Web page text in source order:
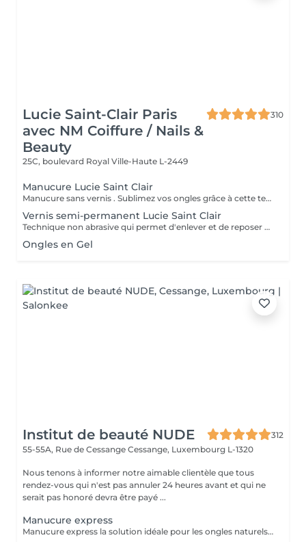
Lucie Saint-Clair Paris
avec NM Coiffure / Nails &
Beauty
310
25C, boulevard Royal Ville-Haute L-2449
Manucure Lucie Saint Clair
Manucure sans vernis . Sublimez vos ongles grâce à cette technique naturelle qui comprend une mise en forme, une élimination tout en douceur de la cuticule. Les ongles retrouvent leur éclat naturel . Manucure avec vernis. Sublimez vos ongles grâce à cette technique naturelle qui comprend une mise en forme, une élimination tout en douceur de la cuticule. Finition complète et impeccable grâce a la pose de vernis.
Vernis semi-permanent Lucie Saint Clair
Technique non abrasive qui permet d'enlever et de reposer en douceur votre semi-permanent. Tenue ,brillance impeccable
Ongles en Gel
Institut de beauté NUDE
312
55-55A, Rue de Cessange Cessange, Luxembourg L-1320
Nous tenons à informer notre aimable clientèle que tous
rendez-vous qui n'est pas annuler 24 heures avant et qui ne
serait pas honoré devra être payé ...
Manucure express
Manucure express la solution idéale pour les ongles naturels courts. Cette prestation comprend la dépose du revêtement, une préparation rapide des ongles et des cuticules, un renforcement avec une base rubber transparente et une finition avec un top camouflage. Sans modification de la forme naturelle de l'ongle : nous conservons votre forme habituelle, ovale ou carrée.